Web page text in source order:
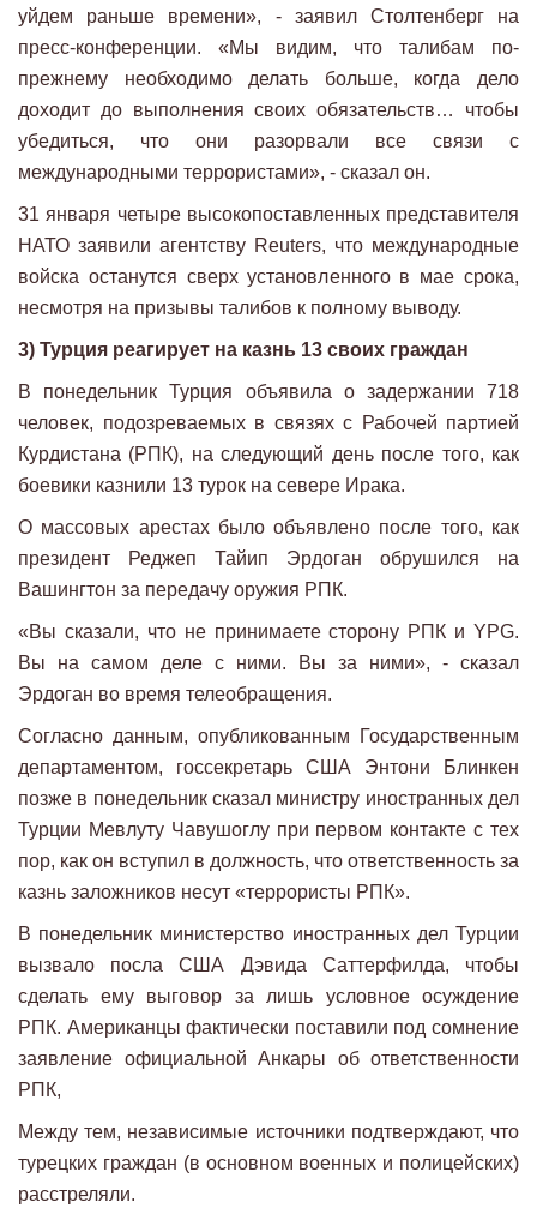
уйдем раньше времени», - заявил Столтенберг на
пресс-конференции. «Мы видим, что талибам по-
прежнему необходимо делать больше, когда дело
доходит до выполнения своих обязательств… чтобы
убедиться, что они разорвали все связи с
международными террористами», - сказал он.
31 января четыре высокопоставленных представителя
НАТО заявили агентству Reuters, что международные
войска останутся сверх установленного в мае срока,
несмотря на призывы талибов к полному выводу.
3) Турция реагирует на казнь 13 своих граждан
В понедельник Турция объявила о задержании 718
человек, подозреваемых в связях с Рабочей партией
Курдистана (РПК), на следующий день после того, как
боевики казнили 13 турок на севере Ирака.
О массовых арестах было объявлено после того, как
президент Реджеп Тайип Эрдоган обрушился на
Вашингтон за передачу оружия РПК.
«Вы сказали, что не принимаете сторону РПК и YPG.
Вы на самом деле с ними. Вы за ними», - сказал
Эрдоган во время телеобращения.
Согласно данным, опубликованным Государственным
департаментом, госсекретарь США Энтони Блинкен
позже в понедельник сказал министру иностранных дел
Турции Мевлуту Чавушоглу при первом контакте с тех
пор, как он вступил в должность, что ответственность за
казнь заложников несут «террористы РПК».
В понедельник министерство иностранных дел Турции
вызвало посла США Дэвида Саттерфилда, чтобы
сделать ему выговор за лишь условное осуждение
РПК. Американцы фактически поставили под сомнение
заявление официальной Анкары об ответственности
РПК,
Между тем, независимые источники подтверждают, что
турецких граждан (в основном военных и полицейских)
расстреляли.